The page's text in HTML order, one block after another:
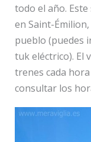
todo el año. Este
en Saint-
pueblo (puedes
tuk eléctrico). El
trenes cada
consultar los